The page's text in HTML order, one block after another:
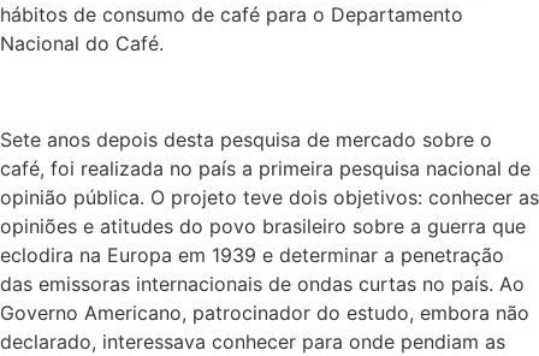
hábitos de consumo de café para o Departamento
Nacional do Café.
Sete anos depois desta pesquisa de mercado sobre o
café, foi realizada no país a primeira pesquisa nacional de
opinião pública. O projeto teve dois objetivos: conhecer as
opiniões e atitudes do povo brasileiro sobre a guerra que
eclodira na Europa em 1939 e determinar a penetração
das emissoras internacionais de ondas curtas no país. Ao
Governo Americano, patrocinador do estudo, embora não
declarado, interessava conhecer para onde pendiam as